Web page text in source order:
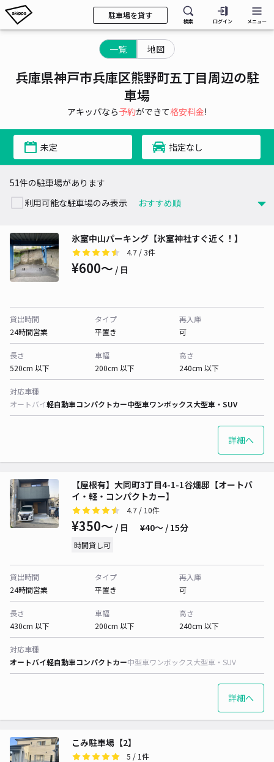
駐車場を貸す
検索 ログイン メニュー
一覧 地図
兵庫県神戸市兵庫区熊野町五丁目周辺の駐
車場
アキッパなら予約ができて格安料金!
未定 指定なし
51件の駐車場があります
利用可能な駐車場のみ表示
氷室中山パーキング【氷室神社すぐ近く！】
4.7 / 3件
¥600〜 / 日
貸出時間
24時間営業
タイプ
平置き
再入庫
可
長さ
520cm 以下
車幅
200cm 以下
高さ
240cm 以下
対応車種
オートバイ軽自動車コンパクトカー中型車ワンボックス大型車・SUV
詳細へ
【屋根有】大同町3丁目4-1-1谷畑邸【オートバ
イ・軽・コンパクトカー】
4.7 / 10件
¥350〜 / 日 ¥40〜 / 15分
時間貸し可
貸出時間
24時間営業
タイプ
平置き
再入庫
可
長さ
430cm 以下
車幅
200cm 以下
高さ
240cm 以下
対応車種
オートバイ軽自動車コンパクトカー中型車ワンボックス大型車・SUV
詳細へ
こみ駐車場【2】
5 / 1件